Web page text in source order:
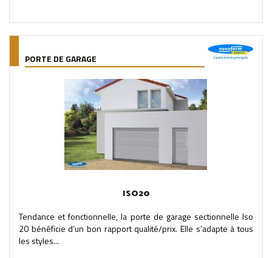
PORTE DE GARAGE
ISO20
Tendance et fonctionnelle, la porte de garage sectionnelle Iso
20 bénéficie d’un bon rapport qualité/prix. Elle s’adapte à tous
les styles...